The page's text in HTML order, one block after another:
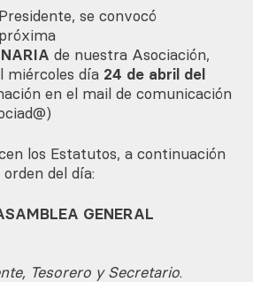
se convocó
de nuestra Asociación,
miércoles día 24 de abril del
en el mail de comunicación
los Estatutos, a continuación
del día:
GENERAL
Tesorero y Secretario.